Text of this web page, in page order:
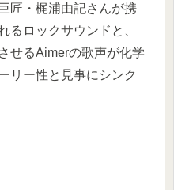
匠・梶浦由記さんが携
るロックサウンドと、
せるAimerの歌声が化学
リー性と見事にシンク